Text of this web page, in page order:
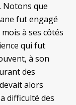
Notons que
fut engagé
à ses côtés
qui fut
à son
des
alors
difficulté des